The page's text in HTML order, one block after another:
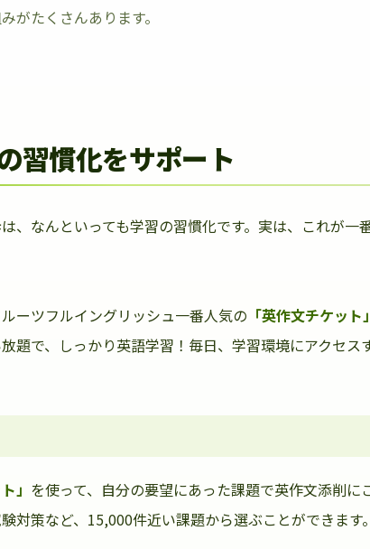
がたくさんあります。
習慣化をサポート
、なんといっても学習の習慣化です。実は、これが一
ーツフルイングリッシュ一番人気の 「英作文チケット
題で、しっかり英語学習！毎日、学習環境にアクセス
」 を使って、自分の要望にあった課題で英作文添削に
対策など、15,000件近い課題から選ぶことができます